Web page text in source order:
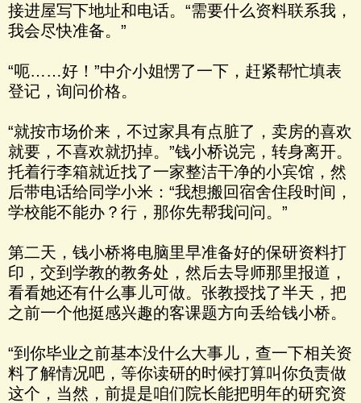
接进屋写下地址和电话。“需要什么资料联系我，
我会尽快准备。”
“呃……好！”中介小姐愣了一下，赶紧帮忙填表
登记，询问价格。
“就按市场价来，不过家具有点脏了，卖房的喜欢
就要，不喜欢就扔掉。”钱小桥说完，转身离开。
托着行李箱就近找了一家整洁干净的小宾馆，然
后带电话给同学小米：“我想搬回宿舍住段时间，
学校能不能办？行，那你先帮我问问。”
第二天，钱小桥将电脑里早准备好的保研资料打
印，交到学教的教务处，然后去导师那里报道，
看看她还有什么事儿可做。张教授找了半天，把
之前一个他挺感兴趣的客课题方向丢给钱小桥。
“到你毕业之前基本没什么大事儿，查一下相关资
料了解情况吧，等你读研的时候打算叫你负责做
这个，当然，前提是咱们院长能把明年的研究资